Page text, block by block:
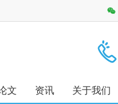
文 资讯 关于我们